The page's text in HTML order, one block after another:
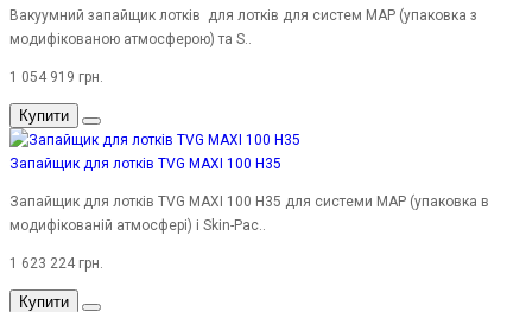
Вакуумний запайщик лотків для лотків для систем MAP (упаковка з
модифікованою атмосферою) та S..
1 054 919 грн.
Купити
Запайщик для лотків TVG MAXI 100 H35
Запайщик для лотків TVG MAXI 100 H35 для системи MAP (упаковка в
модифікованій атмосфері) і Skin-Pac..
1 623 224 грн.
Купити